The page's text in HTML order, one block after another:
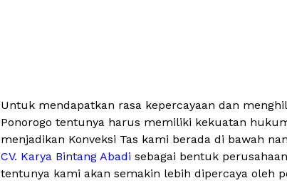
Untuk mendapatkan rasa kepercayaan dan
Ponorogo tentunya harus memiliki kekuatan
menjadikan Konveksi Tas kami berada di bawah
CV. Karya Bintang Abadi sebagai bentuk
tentunya kami akan semakin lebih dipercaya oleh